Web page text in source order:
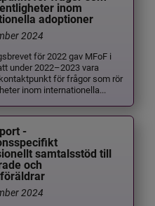
inom
adoptioner
2024
för 2022 gav MFoF i
under 2022–2023 vara
för frågor som rör
inom internationella...
-
samtalsstöd till
och
2024